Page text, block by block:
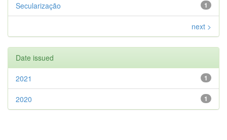
1
Secularização
next >
Date issued
1
2021
1
2020